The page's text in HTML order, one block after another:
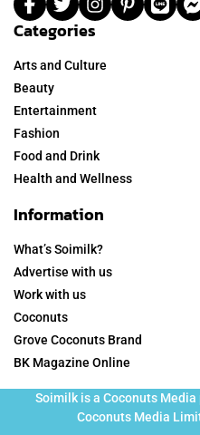
Categories
Arts and Culture
Beauty
Entertainment
Fashion
Food and Drink
Health and Wellness
Information
What’s Soimilk?
Advertise with us
Work with us
Coconuts
Grove Coconuts Brand
BK Magazine Online
Soimilk is a Coconuts
Coconuts Media